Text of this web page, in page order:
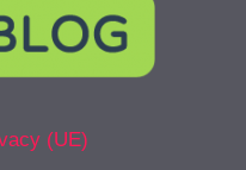
(UE)